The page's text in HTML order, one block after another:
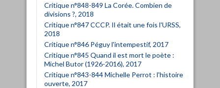
Critique n°848-849 La Corée. Combien de
divisions ?, 2018
Critique n°847 CCCP. Il était une fois l'URSS,
2018
Critique n°846 Péguy l'intempestif, 2017
Critique n°845 Quand il est mort le poète :
Michel Butor (1926-2016), 2017
Critique n°843-844 Michelle Perrot : l'histoire
ouverte, 2017